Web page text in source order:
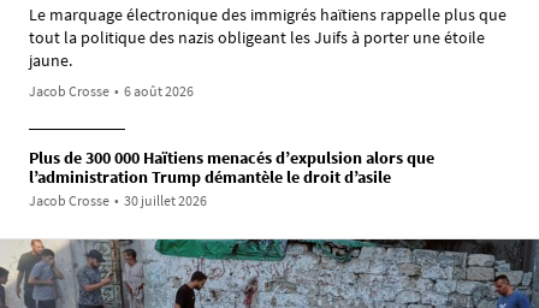
Le marquage électronique des immigrés haïtiens rappelle plus que
tout la politique des nazis obligeant les Juifs à porter une étoile
jaune.
Jacob Crosse • 6 août 2026
Plus de 300 000 Haïtiens menacés d’expulsion alors que
l’administration Trump démantèle le droit d’asile
Jacob Crosse • 30 juillet 2026